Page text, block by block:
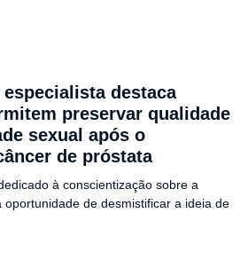
destaca
preservar qualidade
sexual após o
de próstata
à conscientização sobre a
de desmistificar a ideia de